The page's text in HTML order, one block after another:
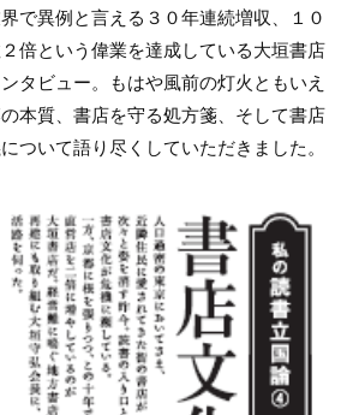
で異例と言える３０年連続増収、１０
倍という偉業を達成している大垣書店
タビュー。もはや風前の灯火ともいえ
本質、書店を守る処方箋、そして書店
ついて語り尽くしていただきました。